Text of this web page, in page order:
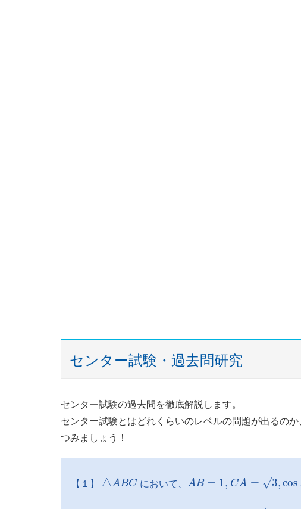
センター試験・過去問研究
センター試験の過去問を徹底解説します。
センター試験とはどれくらいのレベルの問題が出るの
つみましょう！
【１】 △ABC
△ A BCにおいて、 AB = 1, CA = √3,cos